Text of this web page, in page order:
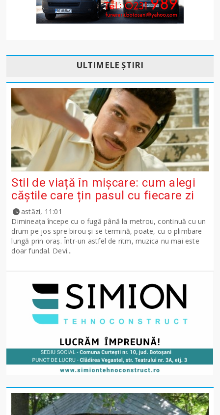
ULTIMELE ȘTIRI
Stil de viață în mișcare: cum alegi
căștile care țin pasul cu fiecare zi
astăzi, 11:01
Dimineața începe cu o fugă până la metrou, continuă cu un
drum pe jos spre birou și se termină, poate, cu o plimbare
lungă prin oraș. Într-un astfel de ritm, muzica nu mai este
doar fundal. Devi...